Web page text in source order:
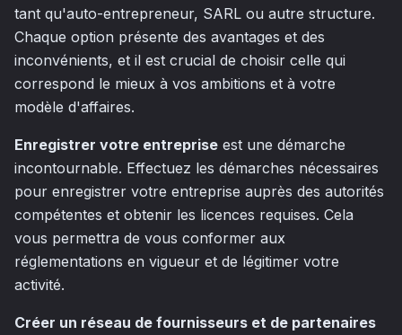
tant qu'auto-entrepreneur, SARL ou autre structure.
Chaque option présente des avantages et des
inconvénients, et il est crucial de choisir celle qui
correspond le mieux à vos ambitions et à votre
modèle d'affaires.
Enregistrer votre entreprise est une démarche
incontournable. Effectuez les démarches nécessaires
pour enregistrer votre entreprise auprès des autorités
compétentes et obtenir les licences requises. Cela
vous permettra de vous conformer aux
réglementations en vigueur et de légitimer votre
activité.
Créer un réseau de fournisseurs et de partenaires